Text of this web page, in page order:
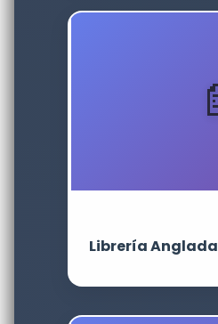
Librería Anglada